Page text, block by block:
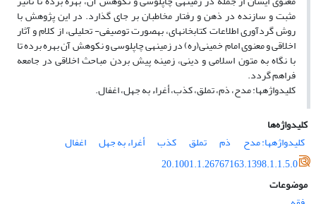
مثبت و سازنده در ذهن و رفتار مخاطبان بر جای گذارد. در این پژوهش با
روش گردآوری اطلاعات کتابخانه‎ای، به‎صورت توصیفی- تحلیلی، از کلام و آثار
اخلاقی و معنوی امام خمینی(ره) در زمینه‏ی چاپلوسی و نکوهش آن بهره برده تا
با نگاه به متون اسلامی و دینی، زمینه پیش بردن مباحث اخلاقی در جامعه
فراهم گردد.
کلیدواژه‎ها: مدح، ذم، تملق، کذب، أغراء به جهل، اغفال.
کلیدواژه‌ها
کلیدواژه‎ها: مدح
ذم تملق کذب أغراء به جهل
اغفال
20.1001.1.26767163.1398.1.1.5.0
موضوعات